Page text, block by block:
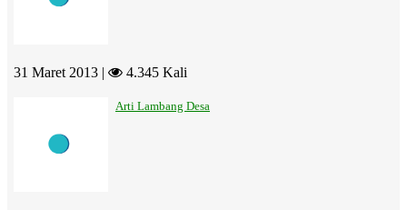
31 Maret 2013 | 4.345 Kali
Arti Lambang Desa